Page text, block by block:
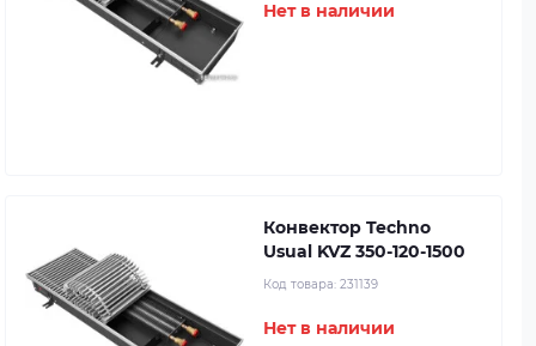
Нет в наличии
Конвектор Techno
Usual KVZ 350-120-1500
Код товара: 231139
Нет в наличии